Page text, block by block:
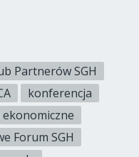
Partnerów SGH
konferencja
ekonomiczne
Forum SGH